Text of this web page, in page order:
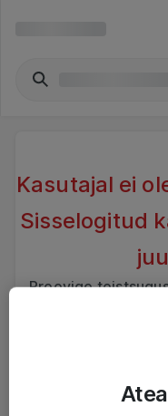
Kasutajal ei
Sisselogitud
Proovige